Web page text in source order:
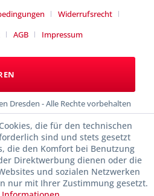
Widerrufsrecht
AGB Impressum
Dresden - Alle Rechte vorbehalten
die für den technischen
sind und stets gesetzt
die den Komfort bei Benutzung
Direktwerbung dienen oder die
und sozialen Netzwerken
nur mit Ihrer Zustimmung gesetzt.